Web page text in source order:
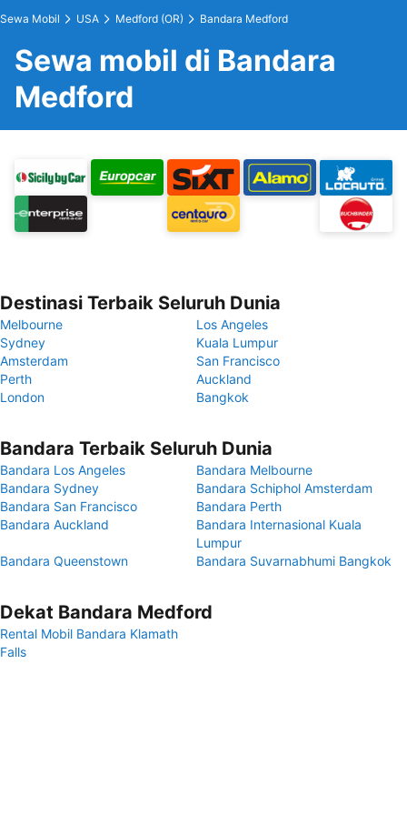
Sewa Mobil USA Medford (OR) Bandara Medford
Sewa mobil di Bandara
Medford
Destinasi Terbaik Seluruh Dunia
Melbourne
Los Angeles
Sydney
Kuala Lumpur
Amsterdam
San Francisco
Perth
Auckland
London
Bangkok
Bandara Terbaik Seluruh Dunia
Bandara Los Angeles
Bandara Melbourne
Bandara Sydney
Bandara Schiphol Amsterdam
Bandara San Francisco
Bandara Perth
Bandara Auckland
Bandara Internasional Kuala
Lumpur
Bandara Queenstown
Bandara Suvarnabhumi Bangkok
Dekat Bandara Medford
Rental Mobil Bandara Klamath
Falls